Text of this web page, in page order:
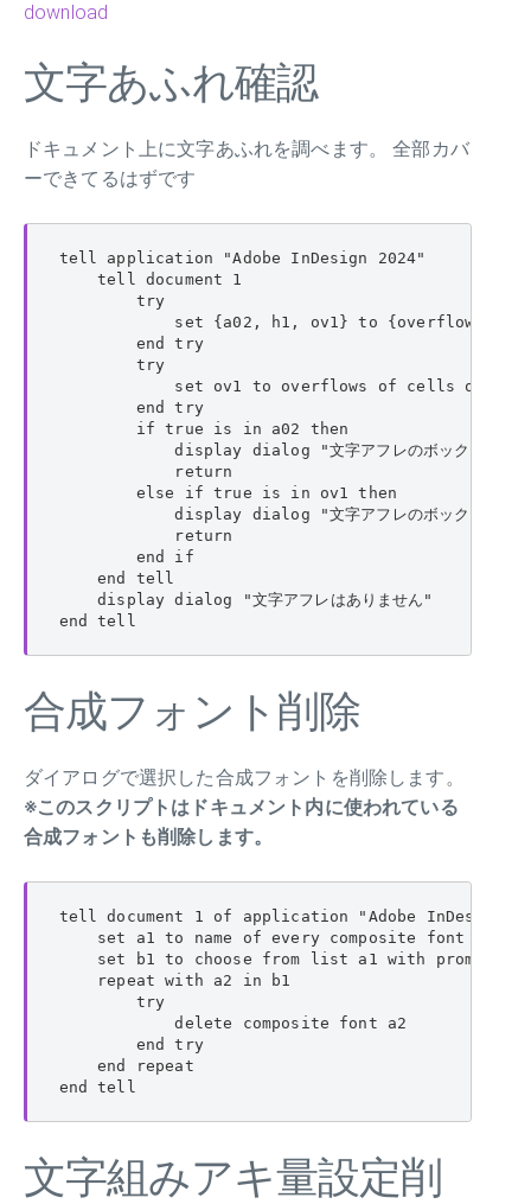
download
文字あふれ確認
ドキュメント上に文字あふれを調べます。 全部カバ
ーできてるはずです
tell application "Adobe InDesign 2024"
    tell document 1
        try
set {a02, h1, ov1} to {overflows of
        end try
        try
set ov1 to overflows of cells of
        end try
        if true is in a02 then
display dialog "文字アフレのボックスがあり
            return
        else if true is in ov1 then
display dialog "文字アフレのボックスがあり
            return
        end if
    end tell
    display dialog "文字アフレはありません"
end tell
合成フォント削除
ダイアログで選択した合成フォントを削除します。
※このスクリプトはドキュメント内に使われている
合成フォントも削除します。
tell document 1 of application "Adobe InDesign
    set a1 to name of every composite font
set b1 to choose from list a1 with prompt "削
    repeat with a2 in b1
        try
            delete composite font a2
        end try
    end repeat
end tell
文字組みアキ量設定削